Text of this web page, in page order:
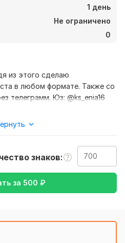
1 день
Не ограничено
0
из этого сделаю
в любом формате. Также со
телеграмм. Юз: @ks_enia16
в формате документа,
Отдых и
Хобби и увлечения
знаков
за 500 ₽